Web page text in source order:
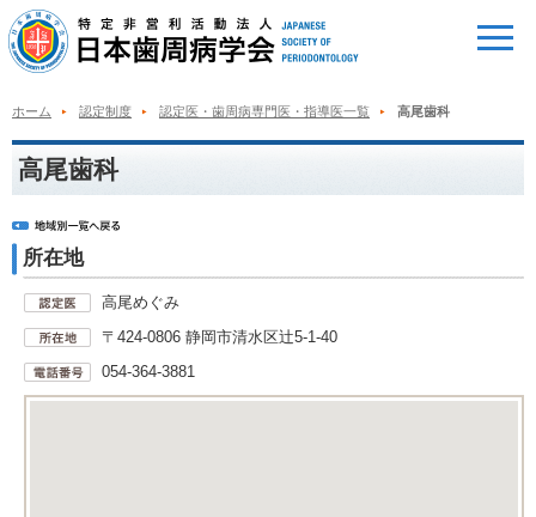
ホーム 認定制度 認定医・歯周病専門医・指導医一覧 高尾歯科
高尾歯科
所在地
高尾めぐみ
〒424-0806 静岡市清水区辻5-1-40
054-364-3881